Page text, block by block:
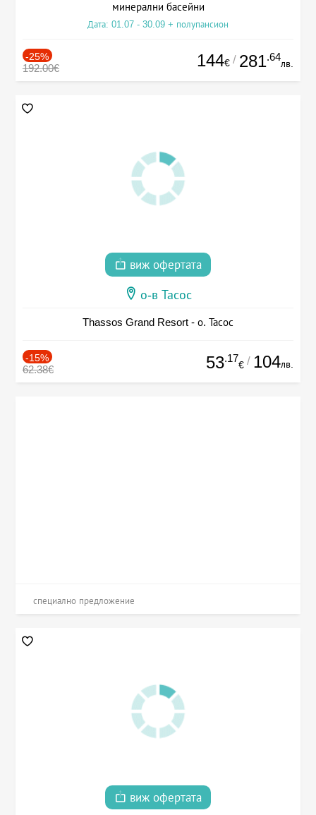
минерални басейни
Дата: 01.07 - 30.09 + полупансион
-25%
192.00€ 144€ / 281.64
лв.
виж офертата
о-в Тасос
Thassos Grand Resort - о. Тасос
-15%
62.38€ 53.17
€ / 104лв.
специално предложение
виж офертата